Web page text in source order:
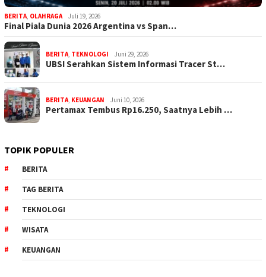
BERITA, OLAHRAGA Juli 19, 2026
Final Piala Dunia 2026 Argentina vs Span…
BERITA, TEKNOLOGI Juni 29, 2026
UBSI Serahkan Sistem Informasi Tracer St…
BERITA, KEUANGAN Juni 10, 2026
Pertamax Tembus Rp16.250, Saatnya Lebih …
TOPIK POPULER
BERITA
TAG BERITA
TEKNOLOGI
WISATA
KEUANGAN